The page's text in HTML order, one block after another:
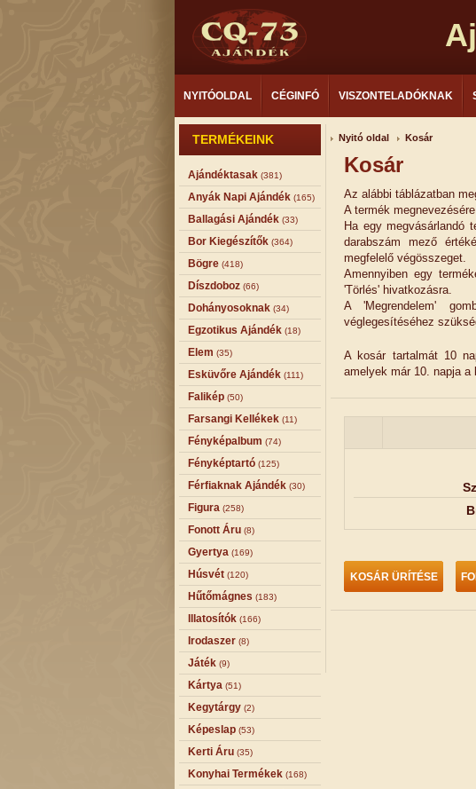
NYITÓOLDAL CÉGINFÓ VISZONTELADÓKNAK
TERMÉKEINK
Ajándéktasak (381)
Anyák Napi Ajándék (165)
Ballagási Ajándék (33)
Bor Kiegészítők (364)
Bögre (418)
Díszdoboz (66)
Dohányosoknak (34)
Egzotikus Ajándék (18)
Elem (35)
Esküvőre Ajándék (111)
Falikép (50)
Farsangi Kellékek (11)
Fényképalbum (74)
Fényképtartó (125)
Férfiaknak Ajándék (30)
Figura (258)
Fonott Áru (8)
Gyertya (169)
Húsvét (120)
Hűtőmágnes (183)
Illatosítók (166)
Irodaszer (8)
Játék (9)
Kártya (51)
Kegytárgy (2)
Képeslap (53)
Kerti Áru (35)
Konyhai Termékek (168)
Nyitó oldal Kosár
Kosár
Az alábbi táblázatban
A termék
Ha egy megvásárlandó
darabszám mező
megfelelő végösszeget.
Amennyiben egy
'Törlés' hivatkozásra.
A 'Megrendelem'
véglegesítéséhez
A kosár tartalmát 10
amelyek már 10. napja a
KOSÁR ÜRÍTÉSE